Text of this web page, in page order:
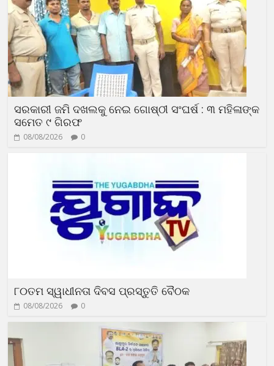
ସରକାରୀ ଜମି ଦଖଲକୁ ନେଇ ଗୋଷ୍ଠୀ ସଂଘର୍ଷ : ୩ ମହିଳାଙ୍କ
ସମେତ ୯ ଗିରଫ
08/08/2026 0
୮୦ତମ ସ୍ୱାଧୀନତା ଦିବସ ପ୍ରସ୍ତୁତି ବୈଠକ
08/08/2026 0